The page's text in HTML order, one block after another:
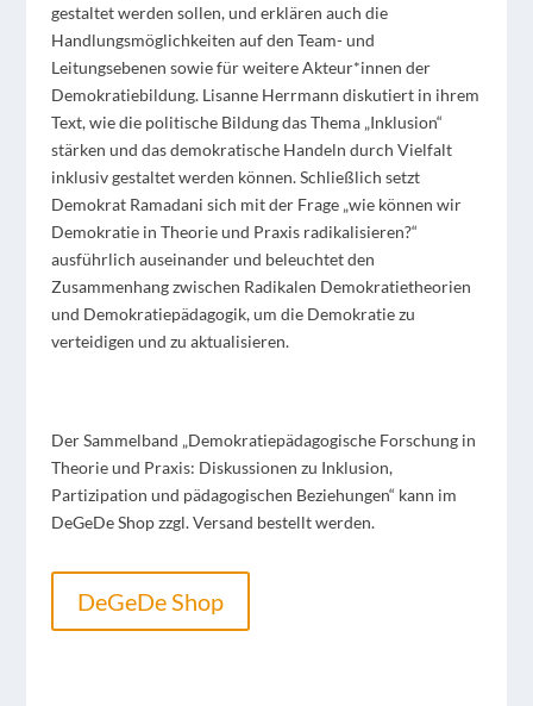
gestaltet werden sollen, und erklären auch die
Handlungsmöglichkeiten auf den Team- und
Leitungsebenen sowie für weitere Akteur*innen der
Demokratiebildung. Lisanne Herrmann diskutiert in ihrem
Text, wie die politische Bildung das Thema „Inklusion“
stärken und das demokratische Handeln durch Vielfalt
inklusiv gestaltet werden können. Schließlich setzt
Demokrat Ramadani sich mit der Frage „wie können wir
Demokratie in Theorie und Praxis radikalisieren?“
ausführlich auseinander und beleuchtet den
Zusammenhang zwischen Radikalen Demokratietheorien
und Demokratiepädagogik, um die Demokratie zu
verteidigen und zu aktualisieren.
Der Sammelband „Demokratiepädagogische Forschung in
Theorie und Praxis: Diskussionen zu Inklusion,
Partizipation und pädagogischen Beziehungen“ kann im
DeGeDe Shop zzgl. Versand bestellt werden.
DeGeDe Shop